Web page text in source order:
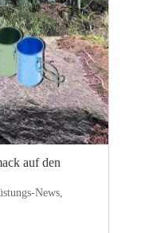
auf den
News,